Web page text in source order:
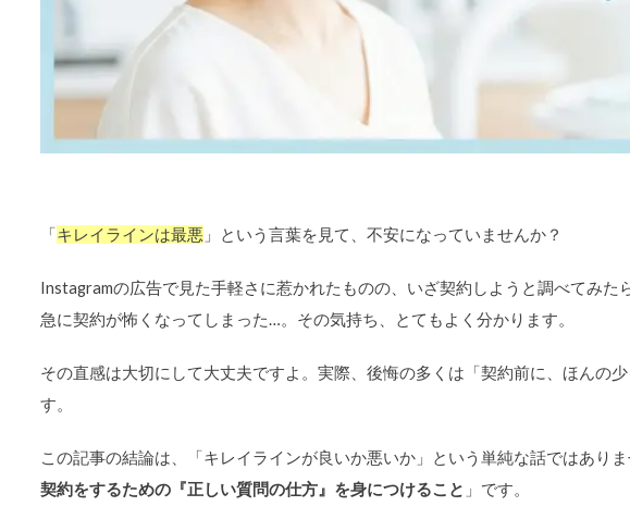
「キレイラインは最悪 」という言葉を見て、不安になっていませんか？
Instagramの広告で見た手軽さに惹かれたものの、いざ契約しようと調べてみた
急に契約が怖くなってしまった…。その気持ち、とてもよく分かります。
その直感は大切にして大丈夫ですよ。実際、後悔の多くは「契約前に、ほんの
す。
この記事の結論は、「キレイラインが良いか悪いか」という単純な話ではあり
契約をするための『正しい質問の仕方』を身につけること 」です。